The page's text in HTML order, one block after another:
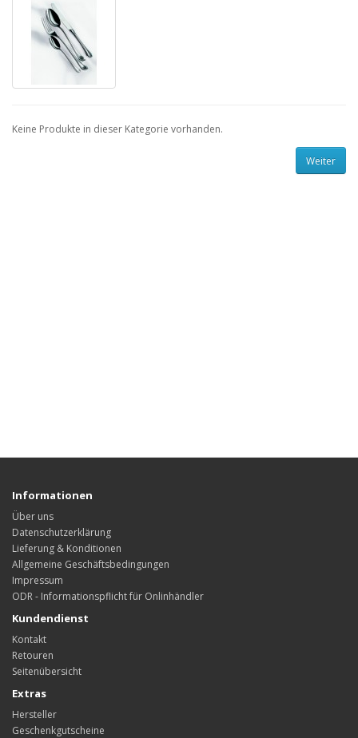
Keine Produkte in dieser Kategorie vorhanden.
Weiter
Informationen
Über uns
Datenschutzerklärung
Lieferung & Konditionen
Allgemeine Geschäftsbedingungen
Impressum
ODR - Informationspflicht für Onlinhändler
Kundendienst
Kontakt
Retouren
Seitenübersicht
Extras
Hersteller
Geschenkgutscheine